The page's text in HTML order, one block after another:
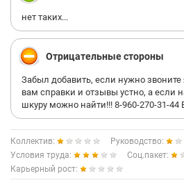
нет таких...
Отрицательные стороны
Забыл добавить, если нужно
вам справки и отзывы устно, а если
шкуру можно найти!!! 8-960-270-31-44
Коллектив:
Руководство:
Условия труда:
Соц.пакет:
Карьерный рост: